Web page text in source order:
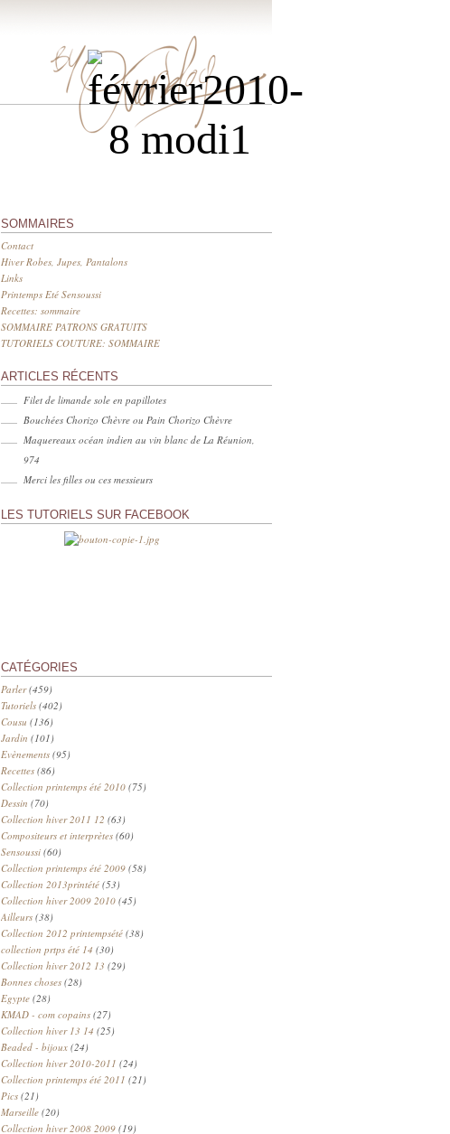
SOMMAIRES
Contact
Hiver Robes, Jupes, Pantalons
Links
Printemps Eté Sensoussi
Recettes: sommaire
SOMMAIRE PATRONS GRATUITS
TUTORIELS COUTURE: SOMMAIRE
ARTICLES RÉCENTS
Filet de limande sole en papillotes
Bouchées Chorizo Chèvre ou Pain Chorizo Chèvre
Maquereaux océan indien au vin blanc de La Réunion,
974
Merci les filles ou ces messieurs
LES TUTORIELS SUR FACEBOOK
CATÉGORIES
Parler(459)
Tutoriels (402)
Cousu (136)
Jardin (101)
Evènements (95)
Recettes (86)
Collection printemps été 2010 (75)
Dessin (70)
Collection hiver 2011 12 (63)
Compositeurs et interprètes (60)
Sensoussi (60)
Collection printemps été 2009 (58)
Collection 2013printété (53)
Collection hiver 2009 2010 (45)
Ailleurs (38)
Collection 2012 printempsété (38)
collection prtps été 14 (30)
Collection hiver 2012 13 (29)
Bonnes choses (28)
Egypte (28)
KMAD - com copains (27)
Collection hiver 13 14 (25)
Beaded - bijoux (24)
Collection hiver 2010-2011 (24)
Collection printemps été 2011 (21)
Pics (21)
Marseille (20)
Collection hiver 2008 2009 (19)